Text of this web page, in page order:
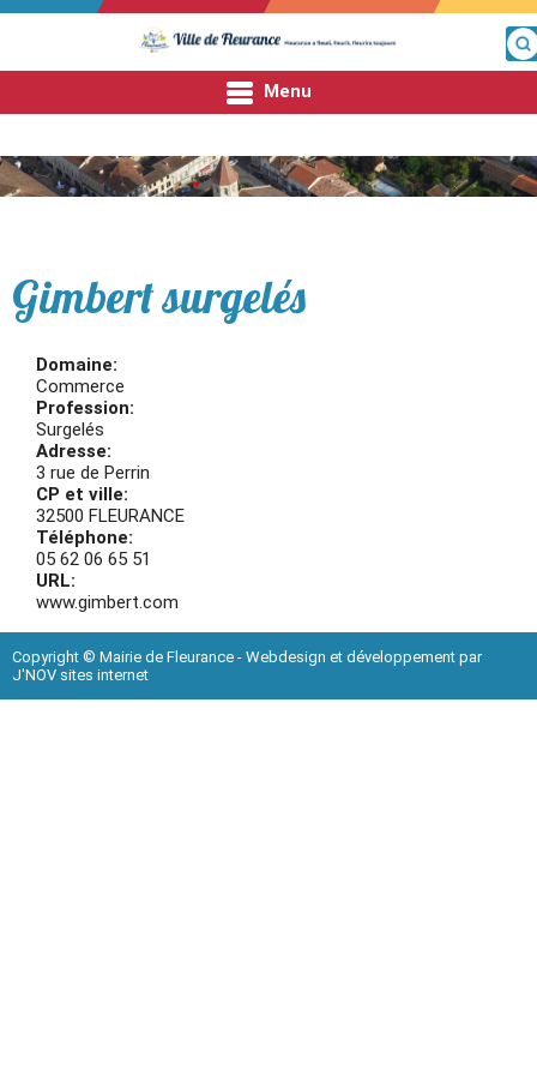
Menu
Fleurance
Mon quotidien
Entre nous
Gimbert surgelés
Domaine:
Commerce
Profession:
Surgelés
Adresse:
3 rue de Perrin
CP et ville:
32500 FLEURANCE
Téléphone:
05 62 06 65 51
URL:
www.gimbert.com
Copyright © Mairie de Fleurance - Webdesign et développement par
J'NOV sites internet